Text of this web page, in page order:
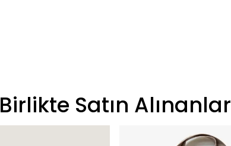
Birlikte Satın Alınanlar